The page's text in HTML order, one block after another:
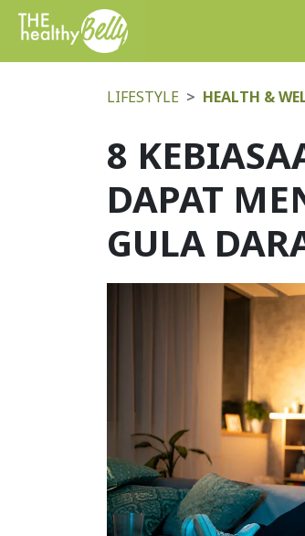
LIFESTYLE HEALTH &
8
DAPAT
GULA